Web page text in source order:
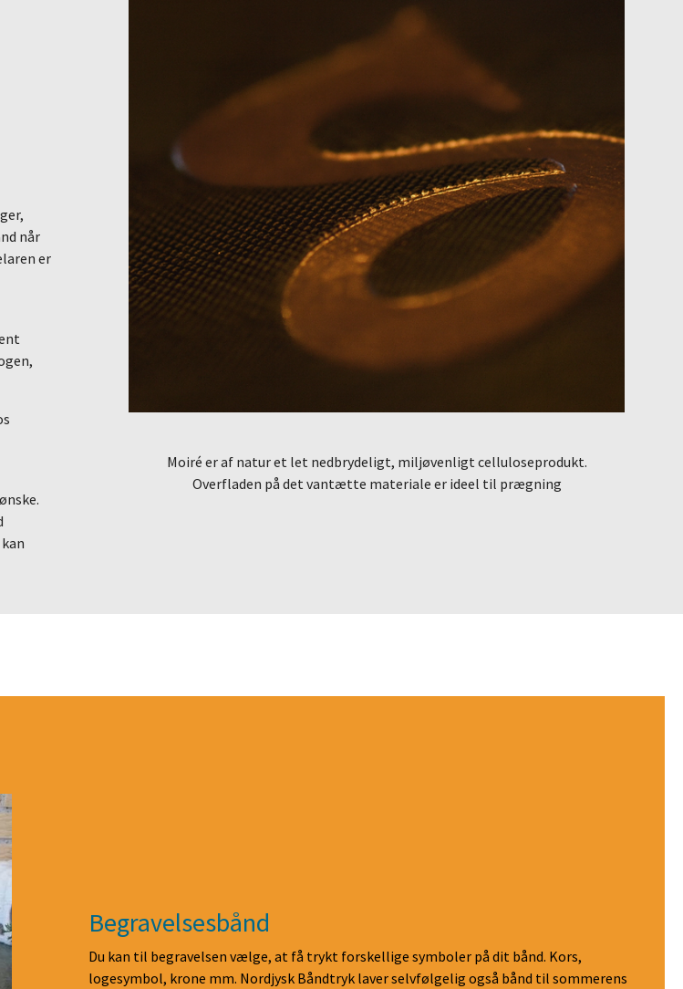
når
er
Moiré er af natur et let nedbrydeligt, miljøvenligt celluloseprodukt.
Overfladen på det vantætte materiale er ideel til prægning
Begravelsesbånd
Du kan til begravelsen vælge, at få trykt forskellige symboler på dit bånd. Kors,
logesymbol, krone mm. Nordjysk Båndtryk laver selvfølgelig også bånd til sommerens